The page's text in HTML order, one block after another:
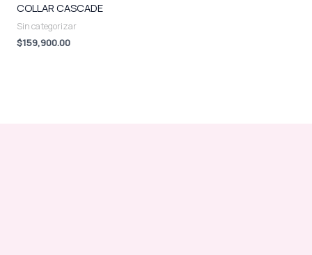
COLLAR CASCADE
Sin categorizar
$159,900.00